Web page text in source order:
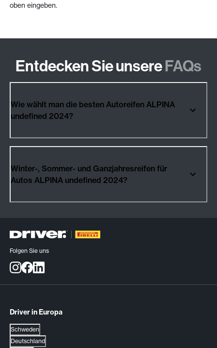
oben eingeben.
Entdecken Sie unsereFAQs
Wie wählt man die besten Autoreifen ALPINA
undefined 2024?
Winter-, Sommer- und Ganzjahresreifen für
Autos ALPINA undefined 2024?
Folgen Sie uns
Driver in Europa
Schweden
Deutschland